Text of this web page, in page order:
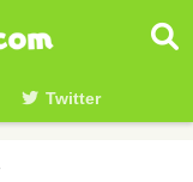
Twitter